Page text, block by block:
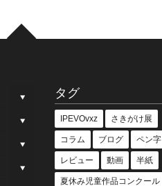
タグ
IPEVOvxz さきがけ展
コラム ブログ ペン字
レビュー 動画 半紙
夏休み児童作品コンクール